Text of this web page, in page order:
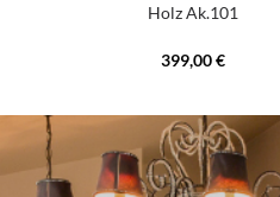
Holz Ak.101
399,00 €